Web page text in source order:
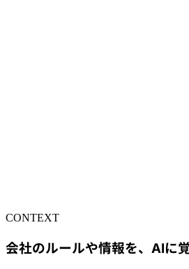
CONTEXT
会社のルールや情報を、AIに